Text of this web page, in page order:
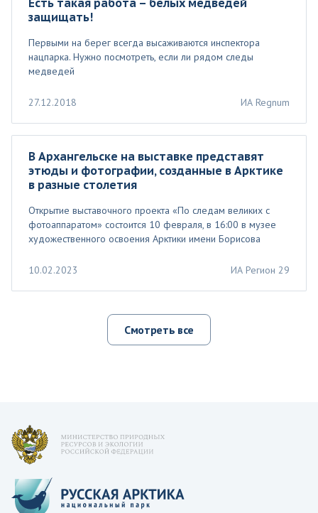
защищать!
Первыми на берег всегда высаживаются инспектора
нацпарка. Нужно посмотреть, если ли рядом следы
медведей
27.12.2018 ИА Regnum
В Архангельске на выставке представят
этюды и фотографии, созданные в Арктике
в разные столетия
Открытие выставочного проекта «По следам великих с
фотоаппаратом» состоится 10 февраля, в 16:00 в музее
художественного освоения Арктики имени Борисова
10.02.2023 ИА Регион 29
Смотреть все